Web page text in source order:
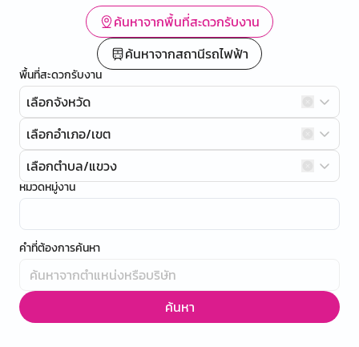
ค้นหาจากพื้นที่สะดวกรับงาน
ค้นหาจากสถานีรถไฟฟ้า
พื้นที่สะดวกรับงาน
เลือกจังหวัด
เลือกอำเภอ/เขต
เลือกตำบล/แขวง
หมวดหมู่งาน
คำที่ต้องการค้นหา
ค้นหา